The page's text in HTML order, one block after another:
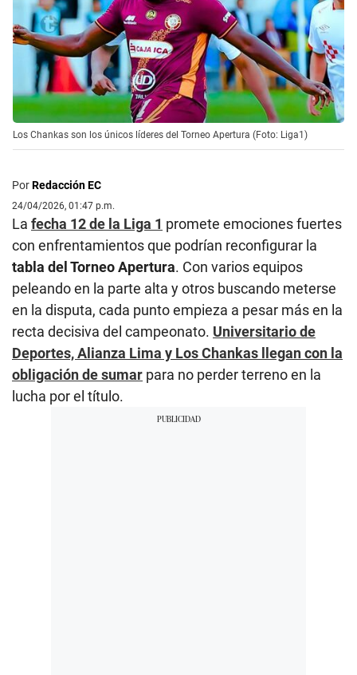
Los Chankas son los únicos líderes del Torneo Apertura (Foto: Liga1)
PorRedacción EC
24/04/2026, 01:47 p.m.
La fecha 12 de la Liga 1 promete emociones fuertes
con enfrentamientos que podrían reconfigurar la
tabla del Torneo Apertura. Con varios equipos
peleando en la parte alta y otros buscando meterse
en la disputa, cada punto empieza a pesar más en la
recta decisiva del campeonato. Universitario de
Deportes, Alianza Lima y Los Chankas llegan con la
obligación de sumar para no perder terreno en la
lucha por el título.